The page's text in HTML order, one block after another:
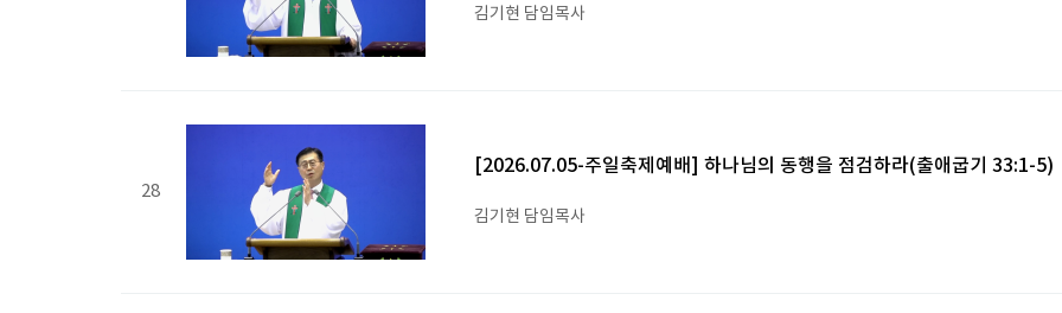
김기현 담임목사
28
[2026.07.05-주일축제예배] 하나님의 동행을 점검하라(출애굽기 33:1-5)
김기현 담임목사